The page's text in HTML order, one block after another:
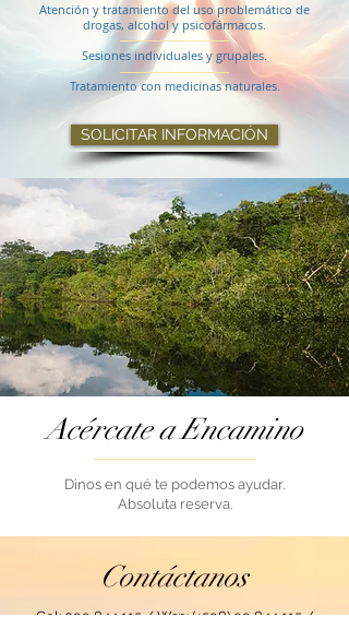
Atención y tratamiento del uso problemático de
drogas, alcohol y psicofármacos.
Sesiones individuales y grupales.
Tratamiento con medicinas naturales.
SOLICITAR INFORMACIÓN
Acércate a Encamino
Dinos en qué te podemos ayudar.
Absoluta reserva.
Contáctanos
Cel:099 844 115/ Wsp: (+598)99 844 115/